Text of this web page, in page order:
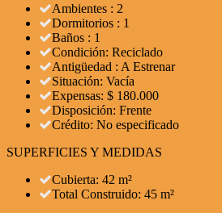
Ambientes : 2
Dormitorios : 1
Baños : 1
Condición: Reciclado
Antigüedad : A Estrenar
Situación: Vacía
Expensas: $ 180.000
Disposición: Frente
Crédito: No especificado
SUPERFICIES Y MEDIDAS
Cubierta: 42 m²
Total Construido: 45 m²